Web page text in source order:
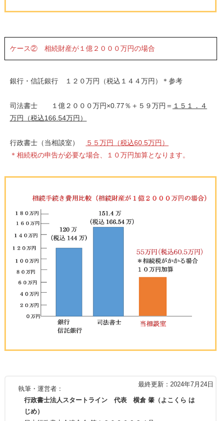
ケース② 相続財産が１億２０００万円の場合
銀行・信託銀行 １２０万円（税込１４４万円）＊参考
司法書士 １億２０００万円×0.77％＋５９万円＝ １５１．４
万円（税込166.54万円）
行政書士（当相談室）
５５万円（税込60.5万円）
＊相続税の申告が必要な場合、１０万円加算となります。
最終更新：2024年7月24日
執筆・運営者：
行政書士法人スタートライン 代表 横倉 肇（よこくら は
じめ）